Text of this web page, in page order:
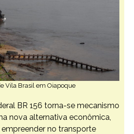
Vila Brasil em Oiapoque
BR 156 torna-se mecanismo
nova alternativa econômica,
no transporte